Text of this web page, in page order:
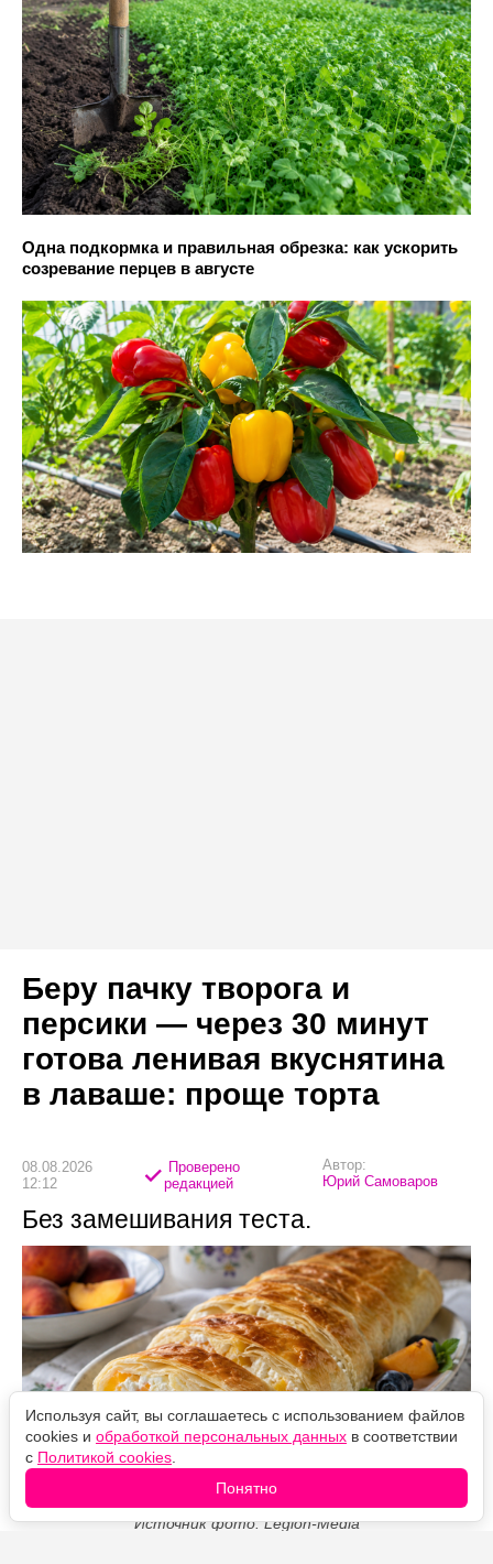
Одна подкормка и правильная обрезка: как ускорить
созревание перцев в августе
Беру пачку творога и
персики — через 30 минут
готова ленивая вкуснятина
в лаваше: проще торта
08.08.2026
12:12
Проверено
редакцией
Автор:
Юрий Самоваров
Без замешивания теста.
Источник фото: Legion-Media
Используя сайт, вы соглашаетесь с использованием файлов
cookies и обработкой персональных данных в соответствии
с Политикой cookies
Понятно